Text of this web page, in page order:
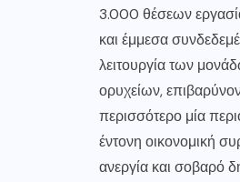
3.000 θέσεων
και έμμεσα
λειτουργία των
ορυχείων,
περισσότερο μία
έντονη οικονομική
ανεργία και σοβαρό